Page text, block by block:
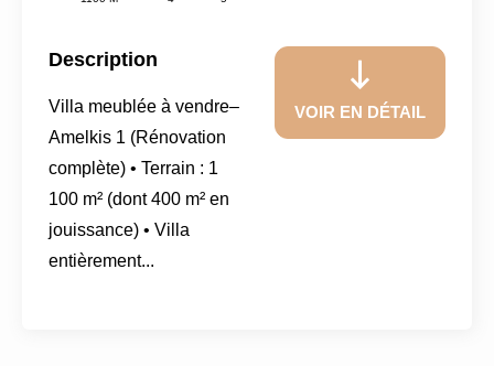
Description
Villa meublée à vendre–
Amelkis 1 (Rénovation
complète) • Terrain : 1
100 m² (dont 400 m² en
jouissance) • Villa
entièrement...
VOIR EN DÉTAIL